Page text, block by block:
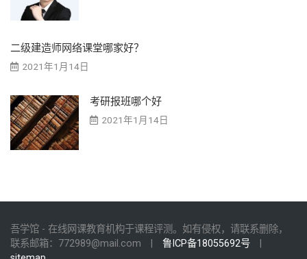
二级建造师网络课堂哪家好？
2021年1月14日
考研报班哪个好
2021年1月14日
吾学馆 - 在线网课教育机构于课程评测。如有侵权，请联系删除，
联系邮箱： 772989@mail.com 鲁ICP备18055692号